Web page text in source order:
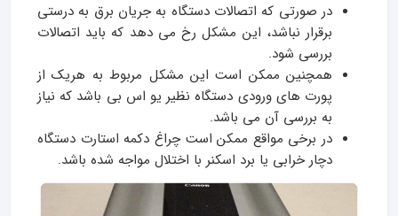
در صورتی که اتصالات دستگاه به جریان برق به درستی
برقرار نباشد، این مشکل رخ می دهد که باید اتصالات
بررسی شود.
همچنین ممکن است این مشکل مربوط به هریک از
پورت های ورودی دستگاه نظیر یو اس بی باشد که نیاز
به بررسی آن می باشد.
در برخی مواقع ممکن است چراغ دکمه استارت دستگاه
دچار خرابی یا برد اسکنر با اختلال مواجه شده باشد.